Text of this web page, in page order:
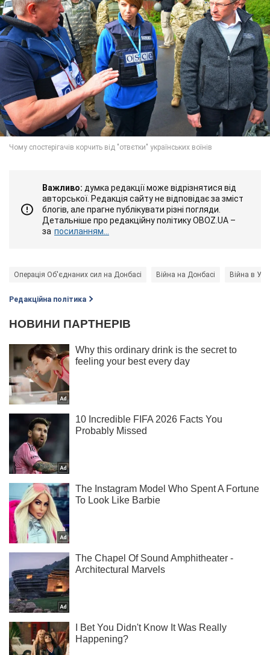
Важливо: думка редакції може відрізнятися від
авторської. Редакція сайту не відповідає за зміст
блогів, але прагне публікувати різні погляди.
Детальніше про редакційну політику OBOZ.UA –
за посиланням...
Операція Об'єднаних сил на Донбасі Війна на Донбасі Війна в
Редакційна політика